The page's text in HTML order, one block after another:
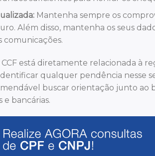
Mantenha sempre os
Além disso, mantenha os seus
comunicações.
está diretamente relacionada à
qualquer pendência nesse
buscar orientação junto ao
e bancárias.